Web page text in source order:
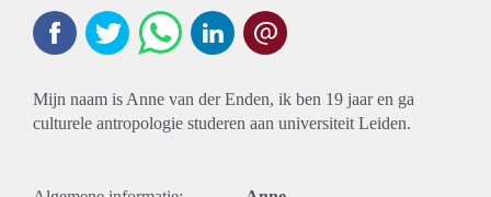
Mijn naam is Anne van der Enden, ik ben 19 jaar en ga
culturele antropologie studeren aan universiteit Leiden.